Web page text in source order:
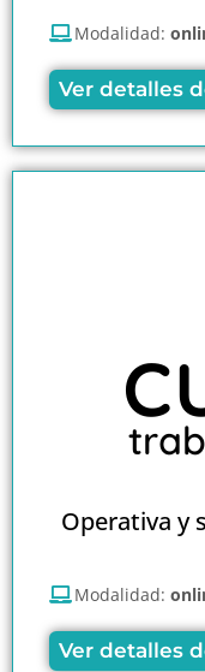
Modalidad:
Ver detalles
Operativa y
Modalidad:
Ver detalles